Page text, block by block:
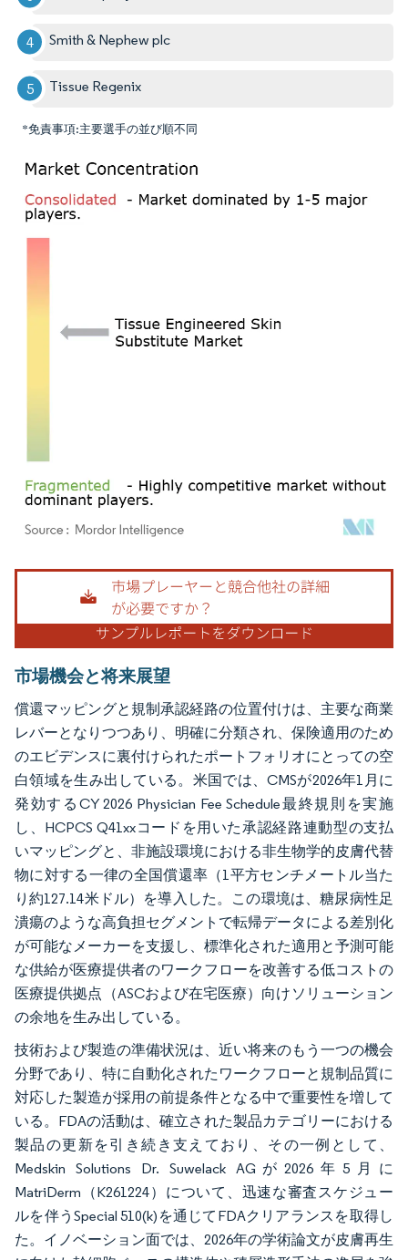
Smith & Nephew plc
Tissue Regenix
*免責事項:主要選手の並び順不同
画像 © Mordor Intelligence。再利用にはCC BY 4.0の表示が必要です。
市場機会と将来展望
償還マッピングと規制承認経路の位置付けは、主要な商業
レバーとなりつつあり、明確に分類され、保険適用のため
のエビデンスに裏付けられたポートフォリオにとっての空
白領域を生み出している。米国では、CMSが2026年1月に
発効するCY 2026 Physician Fee Schedule最終規則を実施
し、HCPCS Q41xxコードを用いた承認経路連動型の支払
いマッピングと、非施設環境における非生物学的皮膚代替
物に対する一律の全国償還率（1平方センチメートル当た
り約127.14米ドル）を導入した。この環境は、糖尿病性足
潰瘍のような高負担セグメントで転帰データによる差別化
が可能なメーカーを支援し、標準化された適用と予測可能
な供給が医療提供者のワークフローを改善する低コストの
医療提供拠点（ASCおよび在宅医療）向けソリューション
の余地を生み出している。
技術および製造の準備状況は、近い将来のもう一つの機会
分野であり、特に自動化されたワークフローと規制品質に
対応した製造が採用の前提条件となる中で重要性を増して
いる。FDAの活動は、確立された製品カテゴリーにおける
製品の更新を引き続き支えており、その一例として、
Medskin Solutions Dr. Suwelack AGが2026年5月に
MatriDerm（K261224）について、迅速な審査スケジュー
ルを伴うSpecial 510(k)を通じてFDAクリアランスを取得し
た。イノベーション面では、2026年の学術論文が皮膚再生